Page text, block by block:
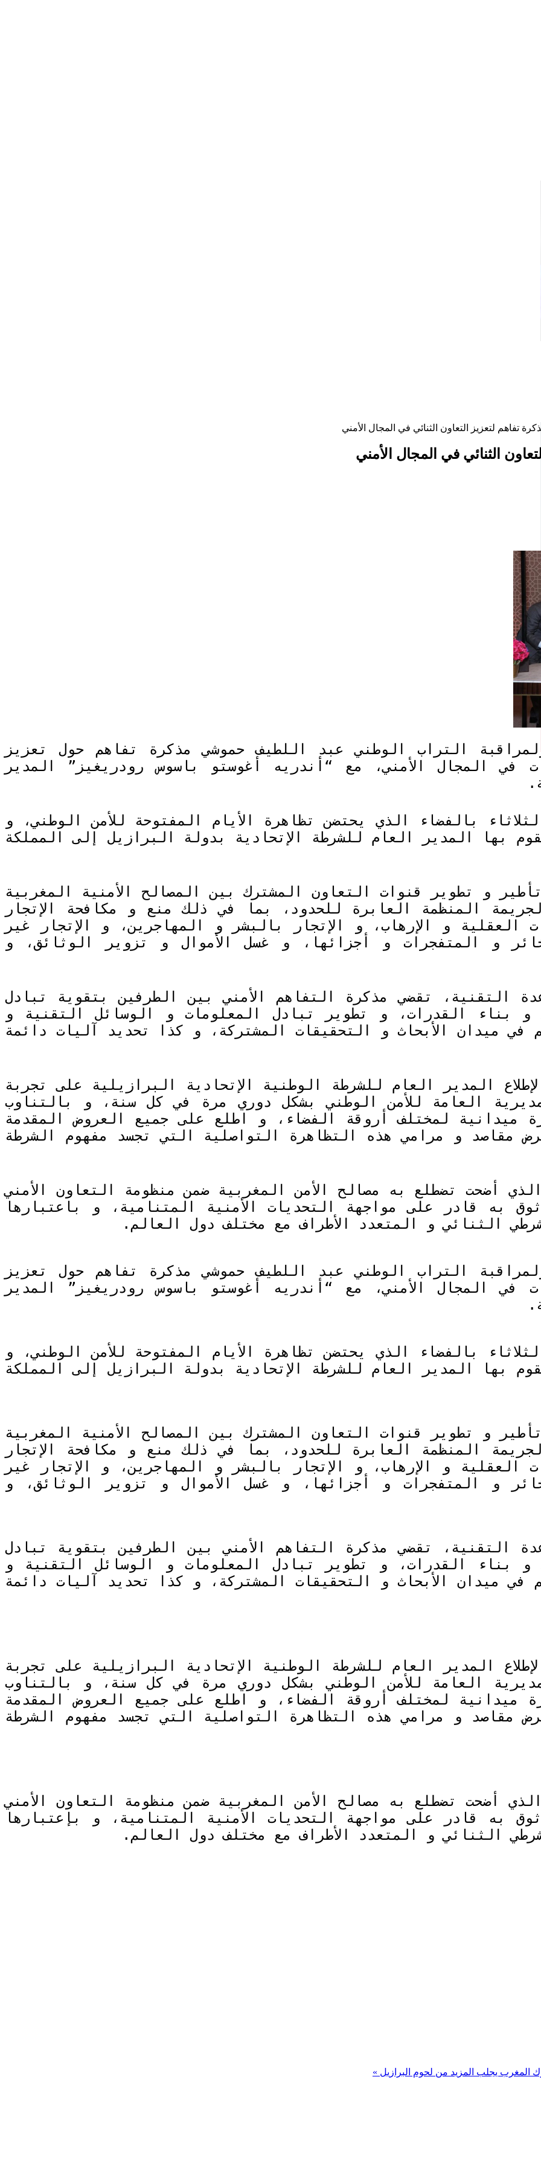
تفاهم لتعزيز التعاون الثنائي في المجال الأمني
الثنائي في المجال الأمني
التراب الوطني عبد اللطيف حموشي مذكرة تفاهم حول تعزيز
في المجال الأمني، مع “أندريه أغوستو باسوس رودريغيز” المدير
بالفضاء الذي يحتضن تظاهرة الأيام المفتوحة للأمن الوطني، و
بها المدير العام للشرطة الإتحادية بدولة البرازيل إلى المملكة
و تطوير قنوات التعاون المشترك بين المصالح الأمنية المغربية
المنظمة العابرة للحدود، بما في ذلك منع و مكافحة الإتجار
العقلية و الإرهاب، و الإتجار بالبشر و المهاجرين، و الإتجار غير
و المتفجرات و أجزائها، و غسل الأموال و تزوير الوثائق، و
التقنية، تقضي مذكرة التفاهم الأمني بين الطرفين بتقوية تبادل
و بناء القدرات، و تطوير تبادل المعلومات و الوسائل التقنية و
في ميدان الأبحاث و التحقيقات المشتركة، و كذا تحديد آليات دائمة
المدير العام للشرطة الوطنية الإتحادية البرازيلية على تجربة
العامة للأمن الوطني بشكل دوري مرة في كل سنة، و بالتناوب
ميدانية لمختلف أروقة الفضاء، و اطلع على جميع العروض المقدمة
مقاصد و مرامي هذه التظاهرة التواصلية التي تجسد مفهوم الشرطة
أضحت تضطلع به مصالح الأمن المغربية ضمن منظومة التعاون الأمني
به قادر على مواجهة التحديات الأمنية المتنامية، و باعتبارها
الثنائي و المتعدد الأطراف مع مختلف دول العالم.
التراب الوطني عبد اللطيف حموشي مذكرة تفاهم حول تعزيز
في المجال الأمني، مع “أندريه أغوستو باسوس رودريغيز” المدير
بالفضاء الذي يحتضن تظاهرة الأيام المفتوحة للأمن الوطني، و
بها المدير العام للشرطة الإتحادية بدولة البرازيل إلى المملكة
و تطوير قنوات التعاون المشترك بين المصالح الأمنية المغربية
المنظمة العابرة للحدود، بما في ذلك منع و مكافحة الإتجار
العقلية و الإرهاب، و الإتجار بالبشر و المهاجرين، و الإتجار غير
و المتفجرات و أجزائها، و غسل الأموال و تزوير الوثائق، و
التقنية، تقضي مذكرة التفاهم الأمني بين الطرفين بتقوية تبادل
و بناء القدرات، و تطوير تبادل المعلومات و الوسائل التقنية و
في ميدان الأبحاث و التحقيقات المشتركة، و كذا تحديد آليات دائمة
المدير العام للشرطة الوطنية الإتحادية البرازيلية على تجربة
العامة للأمن الوطني بشكل دوري مرة في كل سنة، و بالتناوب
ميدانية لمختلف أروقة الفضاء، و اطلع على جميع العروض المقدمة
مقاصد و مرامي هذه التظاهرة التواصلية التي تجسد مفهوم الشرطة
أضحت تضطلع به مصالح الأمن المغربية ضمن منظومة التعاون الأمني
به قادر على مواجهة التحديات الأمنية المتنامية، و بإعتبارها
الثنائي و المتعدد الأطراف مع مختلف دول العالم.
المغرب يجلب المزيد من لحوم البرازيل »